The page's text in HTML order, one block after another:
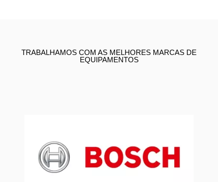
TRABALHAMOS COM AS MELHORES MARCAS DE
EQUIPAMENTOS